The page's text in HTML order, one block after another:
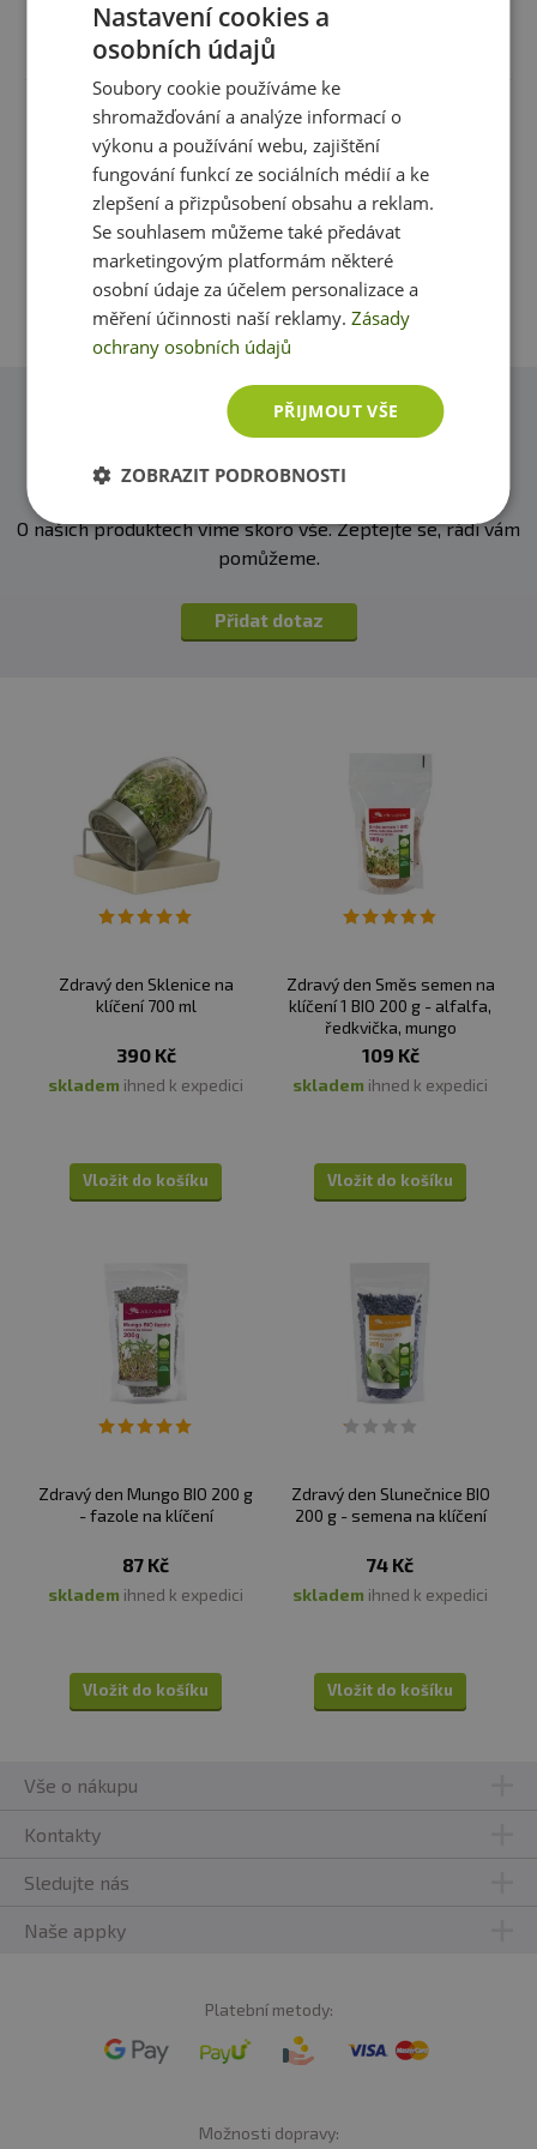
Složení: Semena čočky jedlé (Lens esculenta) z
ekologického zemědělství.
Recenze Produkt zatím nikdo nehodnotil
Máte s produktem zkušenost? Napište recenzi a
pomozte tak ostatním zákazníkům s rozhodováním.
Děkujeme :-)
Přidat vlastní hodnocení
Dotazy
Zeptejte se, rádi vám pomůžeme
O našich produktech víme skoro vše. Zeptejte se, rádi vám
pomůžeme.
Přidat dotaz
Zdravý den Sklenice na
klíčení 700 ml
390 Kč
skladem ihned k expedici
Vložit do košíku
Zdravý den Směs semen na
klíčení 1 BIO 200 g - alfalfa,
ředkvička, mungo
109 Kč
skladem ihned k expedici
Vložit do košíku
Zdravý den Mungo BIO 200 g
- fazole na klíčení
87 Kč
skladem ihned k expedici
Vložit do košíku
Zdravý den Slunečnice BIO
200 g - semena na klíčení
74 Kč
skladem ihned k expedici
Vložit do košíku
Vše o nákupu
Kontakty
Sledujte nás
Naše appky
Platební metody:
Možnosti dopravy:
Nastavení cookies a
osobních údajů
Soubory cookie používáme ke
shromažďování a analýze informací o
výkonu a používání webu, zajištění
fungování funkcí ze sociálních médií a ke
zlepšení a přizpůsobení obsahu a reklam.
Se souhlasem můžeme také předávat
marketingovým platformám některé
osobní údaje za účelem personalizace a
měření účinnosti naší reklamy.Zásady
ochrany osobních údajů
PŘIJMOUT VŠE
ZOBRAZIT PODROBNOSTI